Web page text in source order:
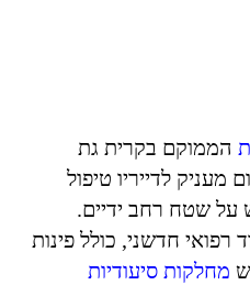
הממוקם בקרית גת
מעניק לדייריו טיפול
על שטח רחב ידיים.
רפואי חדשני, כולל פינות
מחלקות סיעודיות